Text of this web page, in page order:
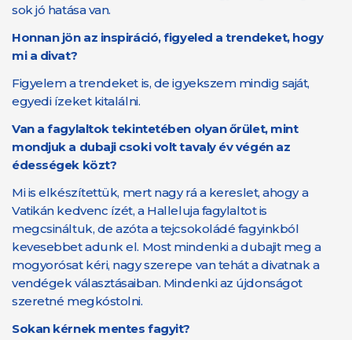
sok jó hatása van.
Honnan jön az inspiráció, figyeled a trendeket, hogy
mi a divat?
Figyelem a trendeket is, de igyekszem mindig saját,
egyedi ízeket kitalálni.
Van a fagylaltok tekintetében olyan őrület, mint
mondjuk a dubaji csoki volt tavaly év végén az
édességek közt?
Mi is elkészítettük, mert nagy rá a kereslet, ahogy a
Vatikán kedvenc ízét, a Halleluja fagylaltot is
megcsináltuk, de azóta a tejcsokoládé fagyinkból
kevesebbet adunk el. Most mindenki a dubajit meg a
mogyorósat kéri, nagy szerepe van tehát a divatnak a
vendégek választásaiban. Mindenki az újdonságot
szeretné megkóstolni.
Sokan kérnek mentes fagyit?